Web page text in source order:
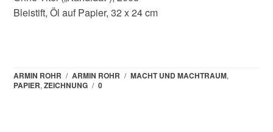
Bleistift, Öl auf Papier, 32 x 24 cm
ARMIN ROHR / ARMIN ROHR / MACHT UND MACHTRAUM,
PAPIER,ZEICHNUNG / 0